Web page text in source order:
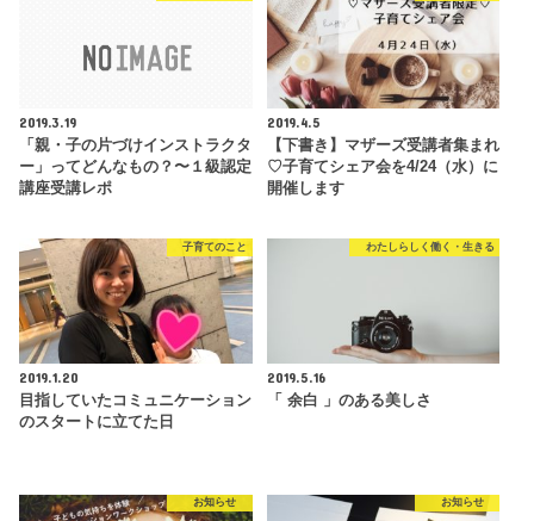
2019.3.19
「親・子の片づけインストラクタ
ー」ってどんなもの？〜１級認定
講座受講レポ
2019.4.5
【下書き】マザーズ受講者集まれ
♡子育てシェア会を4/24（水）に
開催します
子育てのこと
2019.1.20
目指していたコミュニケーション
のスタートに立てた日
わたしらしく働く・生きる
2019.5.16
「 余白 」のある美しさ
お知らせ お知らせ